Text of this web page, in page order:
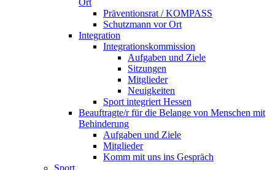
Ort
Präventionsrat / KOMPASS
Schutzmann vor Ort
Integration
Integrationskommission
Aufgaben und Ziele
Sitzungen
Mitglieder
Neuigkeiten
Sport integriert Hessen
Beauftragte/r für die Belange von Menschen mit
Behinderung
Aufgaben und Ziele
Mitglieder
Komm mit uns ins Gespräch
Sport